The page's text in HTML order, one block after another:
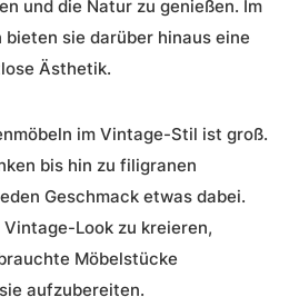
und die Natur zu genießen. Im
bieten sie darüber hinaus eine
Ästhetik.
im Vintage-Stil ist groß.
bis hin zu filigranen
Geschmack etwas dabei.
Look zu kreieren,
Möbelstücke
aufzubereiten.